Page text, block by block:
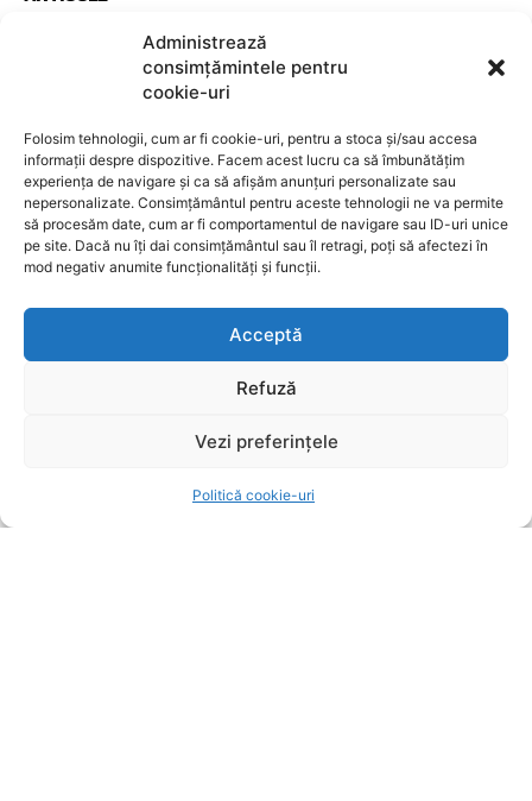
Administrează
consimțămintele pentru
cookie-uri
Folosim tehnologii, cum ar fi cookie-uri, pentru a stoca și/sau accesa
informații despre dispozitive. Facem acest lucru ca să îmbunătățim
experiența de navigare și ca să afișăm anunțuri personalizate sau
nepersonalizate. Consimțământul pentru aceste tehnologii ne va permite
să procesăm date, cum ar fi comportamentul de navigare sau ID-uri unice
pe site. Dacă nu îți dai consimțământul sau îl retragi, poți să afectezi în
mod negativ anumite funcționalități și funcții.
Acceptă
Refuză
Vezi preferințele
Politică cookie-uri
Aeroportul Brașov-Ghimbav ajunge la un milion
Două persoane din Brașov, arestate preventiv în
cazuri de incendiere și agresiune
SURSE LOCALE 8 august 2026
Șofer de 27 de ani prins cu 128 km/h într-o zonă
de 70 km/h la Brașov, testat pozitiv pentru
substanțe interzise